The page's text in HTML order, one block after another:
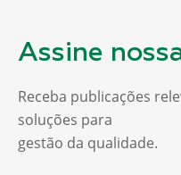
Assine
Receba publicações
soluções para
gestão da qualidade.